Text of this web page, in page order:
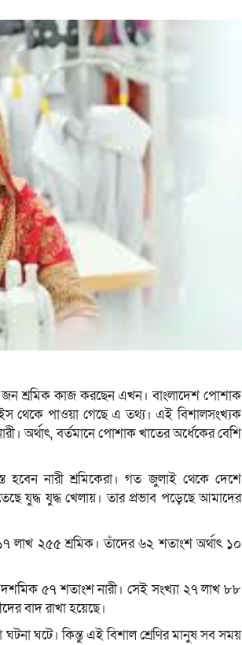
জন শ্রমিক কাজ করছেন এখন। বাংলাদেশ পোশাক
থেকে পাওয়া গেছে এ তথ্য। এই বিশালসংখ্যক
অর্থাৎ, বর্তমানে পোশাক খাতের অর্ধেকের বেশি
নারী শ্রমিকেরা। গত জুলাই থেকে দেশে
যুদ্ধ যুদ্ধ খেলায়। তার প্রভাব পড়েছে আমাদের
লাখ ২৫৫ শ্রমিক। তাঁদের ৬২ শতাংশ অর্থাৎ ১০
৫৭ শতাংশ নারী। সেই সংখ্যা ২৭ লাখ ৮৮
বাদ রাখা হয়েছে।
ঘটে। কিন্তু এই বিশাল শ্রেণির মানুষ সব সময়